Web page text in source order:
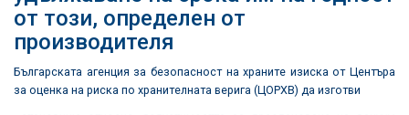
от този, определен от
производителя
Българската агенция за безопасност на храните изиска от Центъра
за оценка на риска по хранителната верига (ЦОРХВ) да изготви